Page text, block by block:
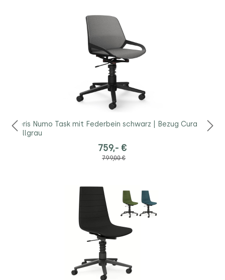
Aeris Numo Task mit Federbein schwarz | Bezug Cura
hellgrau
759,- €
799,00 €